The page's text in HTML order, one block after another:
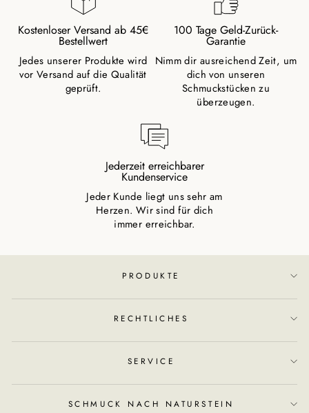
Kostenloser Versand ab 45€
Bestellwert
Jedes unserer Produkte wird
vor Versand auf die Qualität
geprüft.
100 Tage Geld-Zurück-
Garantie
Nimm dir ausreichend Zeit, um
dich von unseren
Schmuckstücken zu
überzeugen.
Jederzeit erreichbarer
Kundenservice
Jeder Kunde liegt uns sehr am
Herzen. Wir sind für dich
immer erreichbar.
PRODUKTE
RECHTLICHES
SERVICE
SCHMUCK NACH NATURSTEIN